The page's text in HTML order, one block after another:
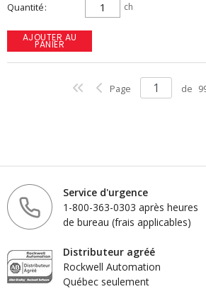
Quantité ch
AJOUTER AU
PANIER
Page de
Service d'urgence
1-800-363-0303 après heures
de bureau (frais applicables)
Distributeur agréé
Rockwell Automation
Québec seulement